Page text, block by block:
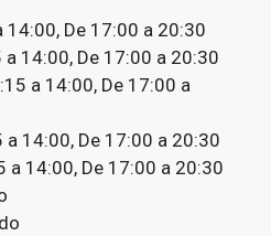
14:00, De 17:00 a 20:30
a 14:00, De 17:00 a 20:30
a 14:00, De 17:00 a
a 14:00, De 17:00 a 20:30
a 14:00, De 17:00 a 20:30